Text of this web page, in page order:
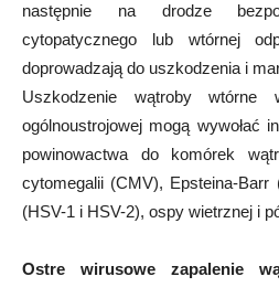
następnie na drodze
cytopatycznego lub wtórnej
doprowadzają do uszkodzenia i
Uszkodzenie wątroby
ogólnoustrojowej mogą wywołać
powinowactwa do komórek
cytomegalii (CMV), Epsteina-Barr
(HSV-1 i HSV-2), ospy wietrznej i
Ostre wirusowe zapalenie